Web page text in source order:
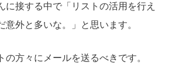
に接する中で「リストの活用を行え
意外と多いな。」と思います。
の方々にメールを送るべきです。